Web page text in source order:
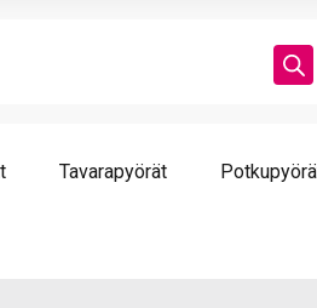
Tavarapyörät